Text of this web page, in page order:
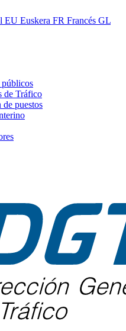
EU Euskera FR Francés GL
públicos
de Tráfico
puestos